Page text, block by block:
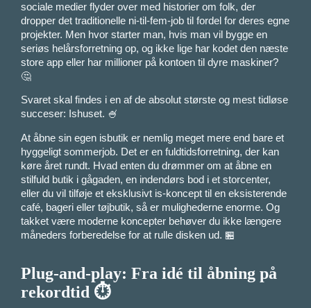
sociale medier flyder over med historier om folk, der
dropper det traditionelle ni-til-fem-job til fordel for deres egne
projekter. Men hvor starter man, hvis man vil bygge en
seriøs helårsforretning op, og ikke lige har kodet den næste
store app eller har millioner på kontoen til dyre maskiner?
🤔
Svaret skal findes i en af de absolut største og mest tidløse
succeser: Ishuset. 🍧
At åbne sin egen isbutik er nemlig meget mere end bare et
hyggeligt sommerjob. Det er en fuldtidsforretning, der kan
køre året rundt. Hvad enten du drømmer om at åbne en
stilfuld butik i gågaden, en indendørs bod i et storcenter,
eller du vil tilføje et eksklusivt is-koncept til en eksisterende
café, bageri eller tøjbutik, så er mulighederne enorme. Og
takket være moderne koncepter behøver du ikke længere
måneders forberedelse for at rulle disken ud. 🏪
Plug-and-play: Fra idé til åbning på
rekordtid ⏱️